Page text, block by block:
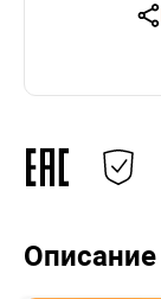
Описание